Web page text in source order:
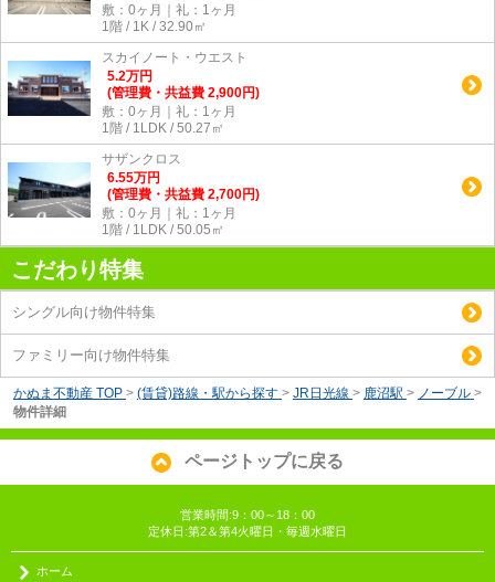
敷：0ヶ月｜礼：1ヶ月
1階 / 1K / 32.90㎡
スカイノート・ウエスト
5.2万円
(管理費・共益費 2,900円)
敷：0ヶ月｜礼：1ヶ月
1階 / 1LDK / 50.27㎡
サザンクロス
6.55万円
(管理費・共益費 2,700円)
敷：0ヶ月｜礼：1ヶ月
1階 / 1LDK / 50.05㎡
こだわり特集
シングル向け物件特集
ファミリー向け物件特集
かぬま不動産 TOP > (賃貸)路線・駅から探す > JR日光線 > 鹿沼駅 > ノーブル >
物件詳細
ページトップに戻る
営業時間:9：00～18：00
定休日:第2＆第4火曜日・毎週水曜日
ホーム